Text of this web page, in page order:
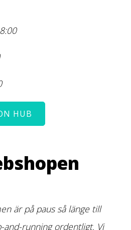
HUB
är på paus så länge till
and-running ordentligt. Vi